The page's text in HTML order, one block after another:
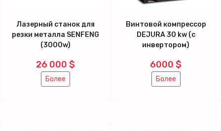
Лазерный станок для
резки металла SENFENG
(3000w)
26 000 $
Более
Винтовой компрессор
DEJURA 30 kw (с
инвертором)
6000 $
Более